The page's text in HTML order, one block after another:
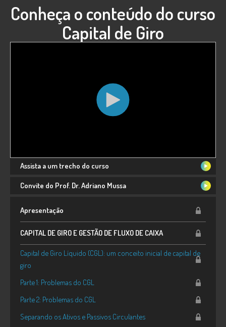
Conheça o conteúdo do curso
Capital de Giro
Assista a um trecho do curso
Convite do Prof. Dr. Adriano Mussa
Apresentação
CAPITAL DE GIRO E GESTÃO DE FLUXO DE CAIXA
Capital de Giro Líquido (CGL): um conceito inicial de capital de
giro
Parte 1: Problemas do CGL
Parte 2: Problemas do CGL
Separando os Ativos e Passivos Circulantes